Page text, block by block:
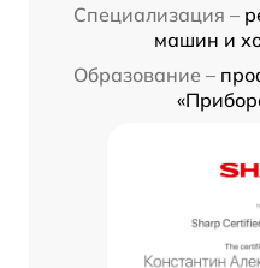
Специализация –
машин и
Образование –